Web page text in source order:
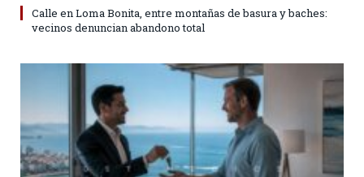
Calle en Loma Bonita, entre montañas de basura y baches:
vecinos denuncian abandono total